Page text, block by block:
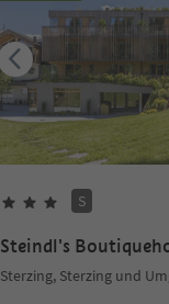
S
Steindl's
Sterzing, Sterzing und